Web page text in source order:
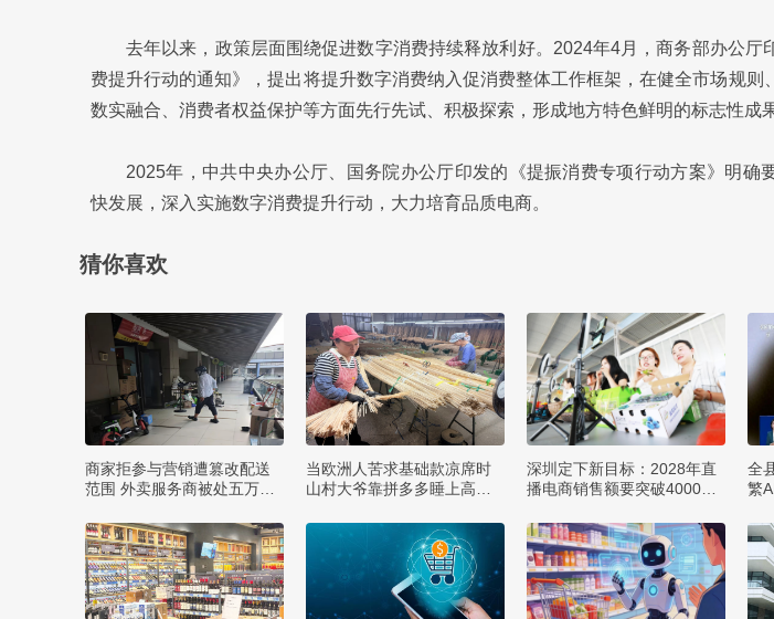
去年以来，政策层面围绕促进数字消费持续释放利好。2024年4月，商务部办公厅
费提升行动的通知》，提出将提升数字消费纳入促消费整体工作框架，在健全市场规则
数实融合、消费者权益保护等方面先行先试、积极探索，形成地方特色鲜明的标志性成果
2025年，中共中央办公厅、国务院办公厅印发的《提振消费专项行动方案》明确
快发展，深入实施数字消费提升行动，大力培育品质电商。
猜你喜欢
商家拒参与营销遭篡改配送
范围 外卖服务商被处五万罚
当欧洲人苦求基础款凉席时
山村大爷靠拼多多睡上高端
深圳定下新目标：2028年直
播电商销售额要突破4000亿
全
繁